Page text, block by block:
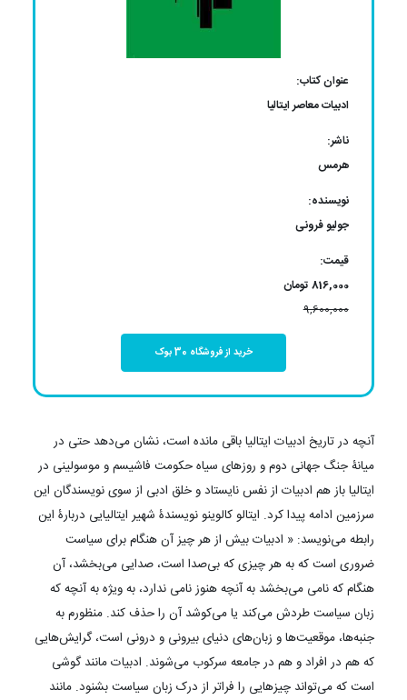
عنوان کتاب:
ادبیات معاصر ایتالیا
ناشر:
هرمس
نویسنده:
جولیو فرونی
قیمت:
816,000 تومان
9,600,000
خرید از فروشگاه 30 بوک
آنچه در تاریخ ادبیات ایتالیا باقی مانده است، نشان می‌دهد حتی در
میانۀ جنگ جهانی دوم و روزهای سیاه حکومت فاشیسم و موسولینی در
ایتالیا باز هم ادبیات از نفس نایستاد و خلق ادبی از سوی نویسندگان این
سرزمین ادامه پیدا کرد. ایتالو کالوینو نویسندۀ شهیر ایتالیایی دربارۀ این
رابطه می‌نویسد: « ادبیات بیش از هر چیز آن هنگام برای سیاست
ضروری است که به هر چیزی که بی‌صدا است، صدایی می‌بخشد، آن
هنگام که نامی می‌بخشد به آنچه هنوز نامی ندارد، به ویژه به آنچه که
زبان سیاست طردش می‌کند یا می‌کوشد آن را حذف کند. منظورم به
جنبه‌ها، موقعیت‌ها و زبان‌های دنیای بیرونی و درونی است، گرایش‌هایی
که هم در افراد و هم در جامعه سرکوب می‌شوند. ادبیات مانند گوشی
است که می‌تواند چیزهایی را فراتر از درک زبان سیاست بشنود. مانند